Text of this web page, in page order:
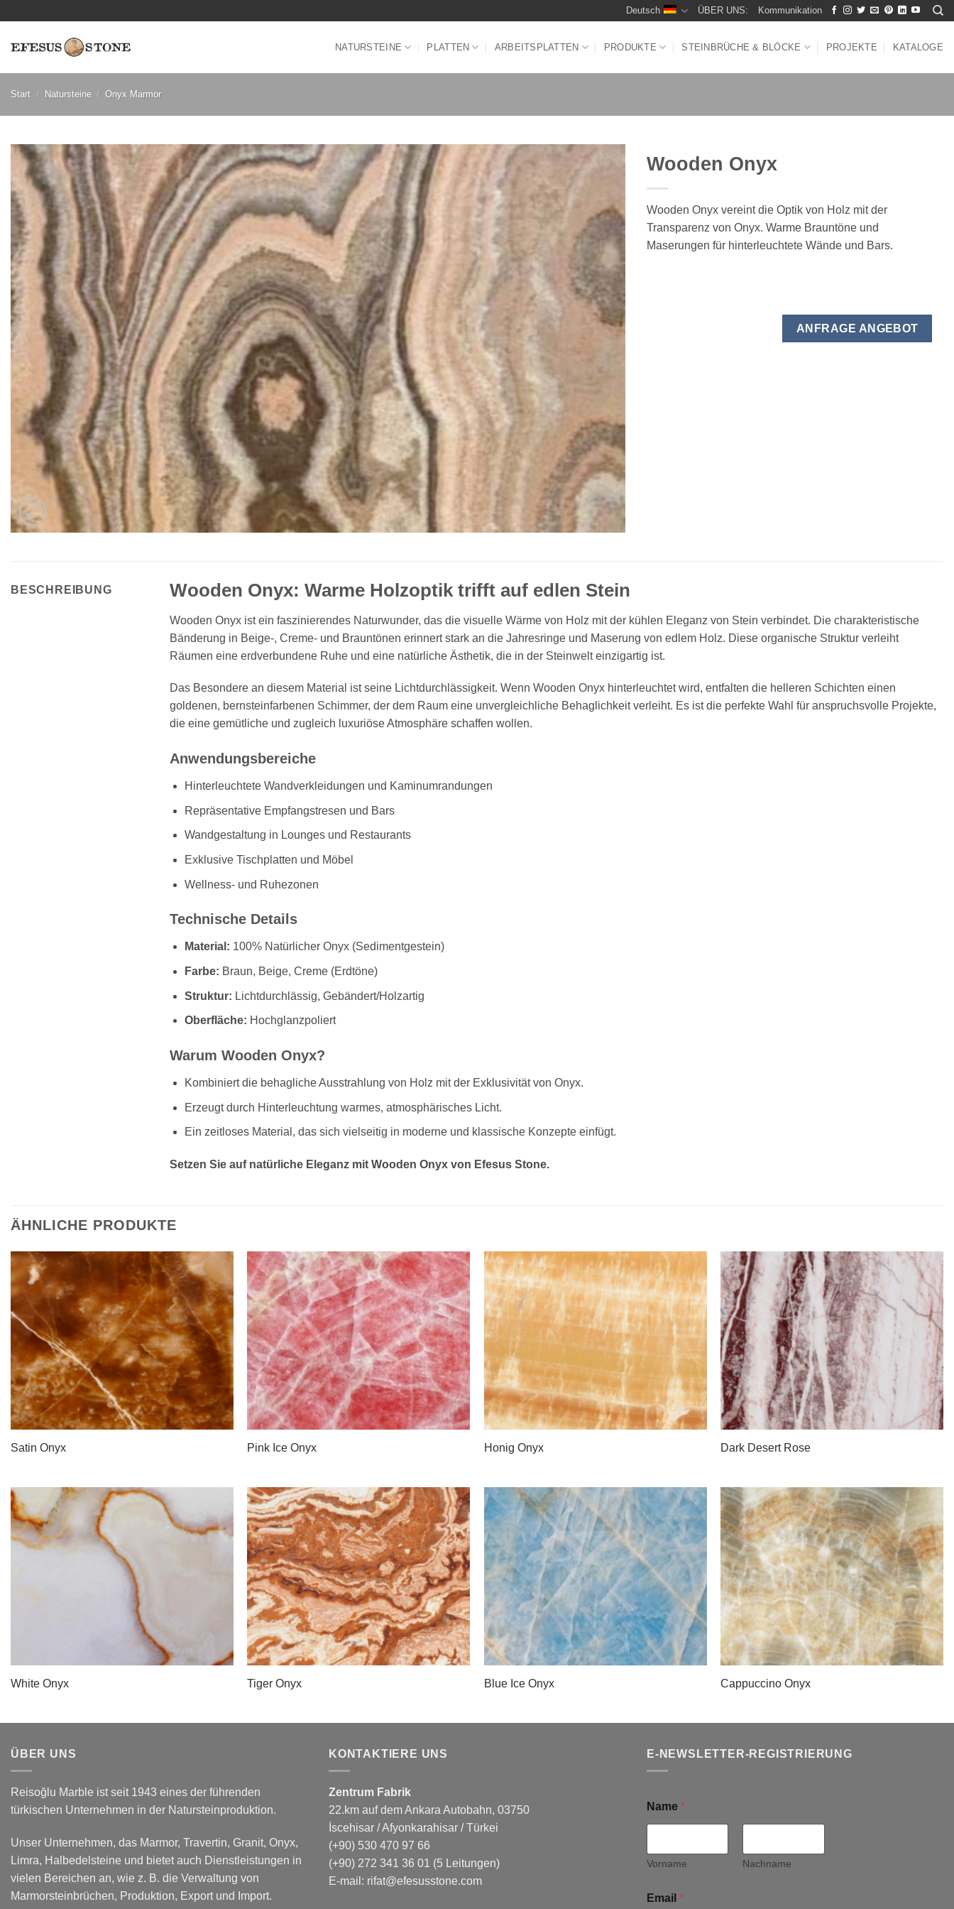
springen
Deutsch ÜBER UNS: Kommunikation
NATURSTEINE PLATTEN ARBEITSPLATTEN PRODUKTE STEINBRÜCHE & BLÖCKE PROJEKTE KATALOGE
Start / Natursteine / Onyx Marmor
Wooden Onyx
Wooden Onyx vereint die Optik von Holz mit der
Transparenz von Onyx. Warme Brauntöne und
Maserungen für hinterleuchtete Wände und Bars.
ANFRAGE ANGEBOT
BESCHREIBUNG Wooden Onyx: Warme Holzoptik trifft auf edlen Stein
Wooden Onyx ist ein faszinierendes Naturwunder, das die visuelle Wärme von Holz mit der kühlen Eleganz von Stein verbindet. Die charakteristische
Bänderung in Beige-, Creme- und Brauntönen erinnert stark an die Jahresringe und Maserung von edlem Holz. Diese organische Struktur verleiht
Räumen eine erdverbundene Ruhe und eine natürliche Ästhetik, die in der Steinwelt einzigartig ist.
Das Besondere an diesem Material ist seine Lichtdurchlässigkeit. Wenn Wooden Onyx hinterleuchtet wird, entfalten die helleren Schichten einen
goldenen, bernsteinfarbenen Schimmer, der dem Raum eine unvergleichliche Behaglichkeit verleiht. Es ist die perfekte Wahl für anspruchsvolle Projekte,
die eine gemütliche und zugleich luxuriöse Atmosphäre schaffen wollen.
Anwendungsbereiche
Hinterleuchtete Wandverkleidungen und Kaminumrandungen
Repräsentative Empfangstresen und Bars
Wandgestaltung in Lounges und Restaurants
Exklusive Tischplatten und Möbel
Wellness- und Ruhezonen
Technische Details
Material: 100% Natürlicher Onyx (Sedimentgestein)
Farbe: Braun, Beige, Creme (Erdtöne)
Struktur: Lichtdurchlässig, Gebändert/Holzartig
Oberfläche: Hochglanzpoliert
Warum Wooden Onyx?
Kombiniert die behagliche Ausstrahlung von Holz mit der Exklusivität von Onyx.
Erzeugt durch Hinterleuchtung warmes, atmosphärisches Licht.
Ein zeitloses Material, das sich vielseitig in moderne und klassische Konzepte einfügt.
Setzen Sie auf natürliche Eleganz mit Wooden Onyx von Efesus Stone.
ÄHNLICHE PRODUKTE
Satin Onyx Pink Ice Onyx Honig Onyx Dark Desert Rose
White Onyx Tiger Onyx Blue Ice Onyx Cappuccino Onyx
ÜBER UNS
Reisoğlu Marble ist seit 1943 eines der führenden
türkischen Unternehmen in der Natursteinproduktion.
Unser Unternehmen, das Marmor, Travertin, Granit, Onyx,
Limra, Halbedelsteine und bietet auch Dienstleistungen in
vielen Bereichen an, wie z. B. die Verwaltung von
Marmorsteinbrüchen, Produktion, Export und Import.
KONTAKTIERE UNS
Zentrum Fabrik
22.km auf dem Ankara Autobahn, 03750
İscehisar / Afyonkarahisar / Türkei
(+90) 530 470 97 66
(+90) 272 341 36 01 (5 Leitungen)
E-mail: rifat@efesusstone.com
E-NEWSLETTER-REGISTRIERUNG
Name *
Vorname Nachname
Email *